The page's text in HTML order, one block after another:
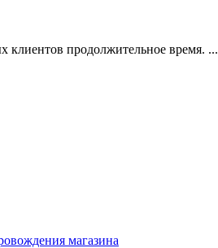
клиентов продолжительное время. ...
магазина